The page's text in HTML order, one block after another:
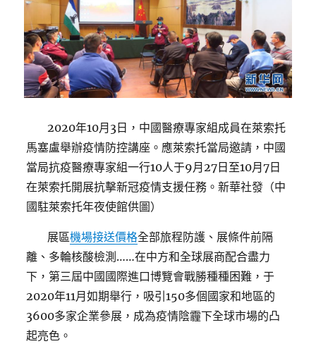
2020年10月3日，中國醫療專家組成員在萊索托
馬塞盧舉辦疫情防控講座。應萊索托當局邀請，中國
當局抗疫醫療專家組一行10人于9月27日至10月7日
在萊索托開展抗擊新冠疫情支援任務。新華社發（中
國駐萊索托年夜使館供圖）
展區機場接送價格全部旅程防護、展條件前隔
離、多輪核酸檢測……在中方和全球展商配合盡力
下，第三屆中國國際進口博覽會戰勝種種困難，于
2020年11月如期舉行，吸引150多個國家和地區的
3600多家企業參展，成為疫情陰霾下全球市場的凸
起亮色。